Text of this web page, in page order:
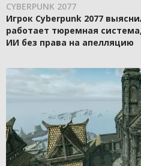
CYBERPUNK 2077
Игрок Cyberpunk 2077
работает тюремная
ИИ без права на апелляцию